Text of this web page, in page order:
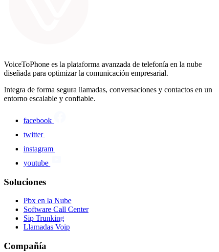
VoiceToPhone es la plataforma avanzada de telefonía en la nube
diseñada para optimizar la comunicación empresarial.
Integra de forma segura llamadas, conversaciones y contactos en un
entorno escalable y confiable.
facebook
twitter
instagram
youtube
Soluciones
Pbx en la Nube
Software Call Center
Sip Trunking
Llamadas Voip
Compañía